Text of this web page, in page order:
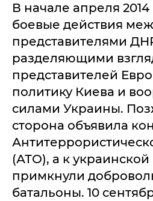
В начале апреля
боевые действия
представителями
разделяющими
представителей
политику Киева и
силами Украины.
сторона объявила
(АТО), а к
примкнули
батальоны. 10